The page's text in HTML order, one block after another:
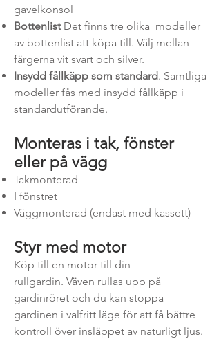
gavelkonsol
BottenlistDet finns tre olika modeller
av bottenlist att köpa till. Välj mellan
färgerna vit svart och silver.
Insydd fållkäpp som standard. Samtliga
modeller fås med insydd fållkäpp i
standardutförande.
Monteras i tak, fönster
eller på vägg
Takmonterad
I fönstret
Väggmonterad (endast med kassett)
Styr med motor
Köp till en motor till din
rullgardin. Väven rullas upp på
gardinröret och du kan stoppa
gardinen i valfritt läge för att få bättre
kontroll över insläppet av naturligt ljus.